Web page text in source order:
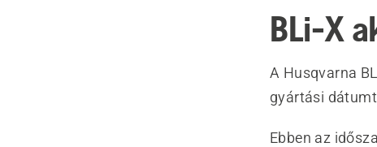
BLi-X
A Husqvarna
gyártási
Ebben az